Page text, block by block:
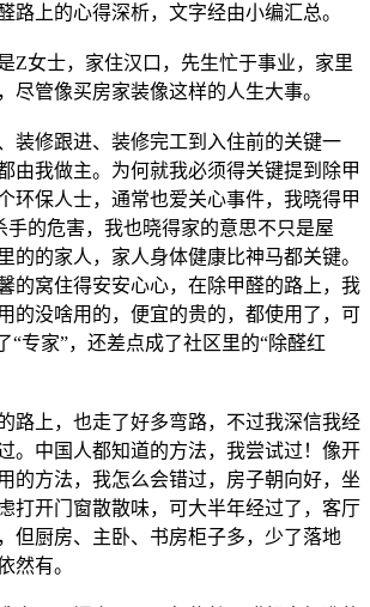
路上的心得深析，文字经由小编汇总。
Z女士，家住汉口，先生忙于事业，家里
尽管像买房家装像这样的人生大事。
装修跟进、装修完工到入住前的关键一
由我做主。为何就我必须得关键提到除甲
环保人士，通常也爱关心事件，我晓得甲
手的危害，我也晓得家的意思不只是屋
的的家人，家人身体健康比神马都关键。
的窝住得安安心心，在除甲醛的路上，我
的没啥用的，便宜的贵的，都使用了，可
“专家”，还差点成了社区里的“除醛红
路上，也走了好多弯路，不过我深信我经
。中国人都知道的方法，我尝试过！像开
的方法，我怎么会错过，房子朝向好，坐
打开门窗散散味，可大半年经过了，客厅
但厨房、主卧、书房柜子多，少了落地
然有。